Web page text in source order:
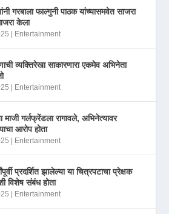
गरबाला फाल्गुनी पाठक यांच्यासमवेत साजरा
केला
| Entertainment
व्यक्तिरेखा साकारणारा एकमेव अभिनेता
| Entertainment
माजी गर्लफ्रेंडला रागावले, अभिनेत्यावर
आरोप होता
| Entertainment
प्रदर्शित झालेल्या या चित्रपटाचा प्रेक्षक
विशेष संबंध होता
| Entertainment